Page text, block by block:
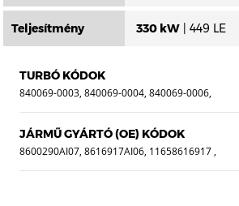
Teljesítmény 330 kW | 449 LE
TURBÓ KÓDOK
840069-0003, 840069-0004, 840069-0006,
840069-0014, 840069-0015, 840069-14,
840069-15, 840069-3, 840069-4, 840069-
5003S, 840069-5004S, 840069-5006S,
JÁRMŰ GYÁRTÓ (OE) KÓDOK
8600290AI07, 8616917AI06, 11658616917 ,
11658680216, 8616917AI05